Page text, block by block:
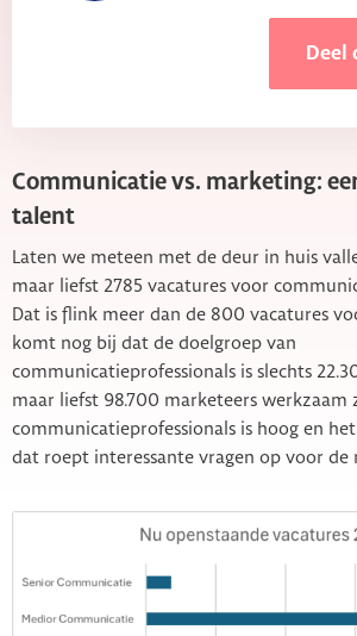
Deel
Communicatie vs. marketing:
talent
Laten we meteen met de deur in huis
maar liefst 2785 vacatures voor
Dat is flink meer dan de 800 vacatures
komt nog bij dat de doelgroep van
communicatieprofessionals is slechts
maar liefst 98.700 marketeers werkzaam
communicatieprofessionals is hoog en het
dat roept interessante vragen op voor de